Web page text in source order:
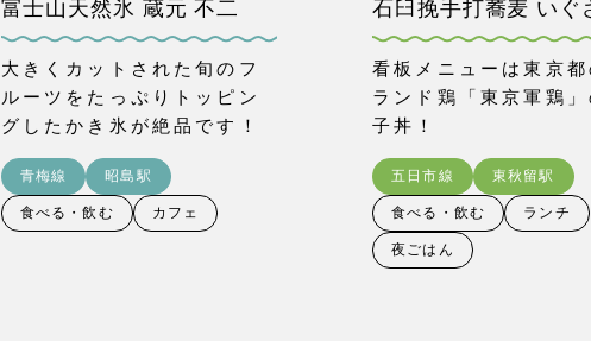
富士山天然氷 蔵元 不二
大きくカットされた旬のフ
ルーツをたっぷりトッピン
グしたかき氷が絶品です！
青梅線 昭島駅
食べる・飲む カフェ
石臼挽手打蕎麦 いぐ
看板メニューは東京
ランド鶏「東京軍鶏
子丼！
五日市線 東秋留駅
食べる・飲む ランチ
夜ごはん